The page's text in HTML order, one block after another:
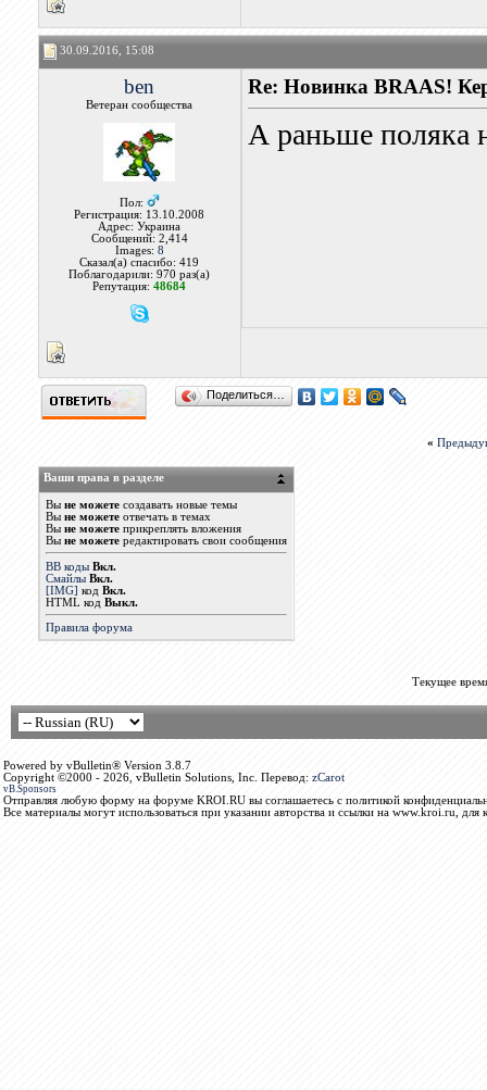
30.09.2016, 15:08
ben
Ветеран сообщества
Пол:
Регистрация: 13.10.2008
Адрес: Украина
Сообщений: 2,414
Images: 8
Сказал(а) спасибо: 419
Поблагодарили: 970 раз(а)
Репутация:48684
Re: Новинка BRAAS!
А раньше поляка
Поделиться…
«
Ваши права в разделе
Вы не можетесоздавать новые темы
Вы не можетеотвечать в темах
Вы не можетеприкреплять вложения
Вы не можетередактировать свои сообщения
BB коды Вкл.
Смайлы Вкл.
[IMG] код Вкл.
HTML код Выкл.
Правила форума
Текущее
Powered by vBulletin® Version 3.8.7
Copyright ©2000 - 2026, vBulletin Solutions, Inc. Перевод: zCarot
vB.Sponsors
Отправляя любую форму на форуме KROI.RU вы соглашаетесь с политикой
Все материалы могут использоваться при указании авторства и ссылки на www.kroi.ru, для